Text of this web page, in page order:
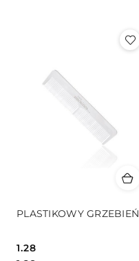
PLASTIKOWY GRZEBIEŃ
1.28